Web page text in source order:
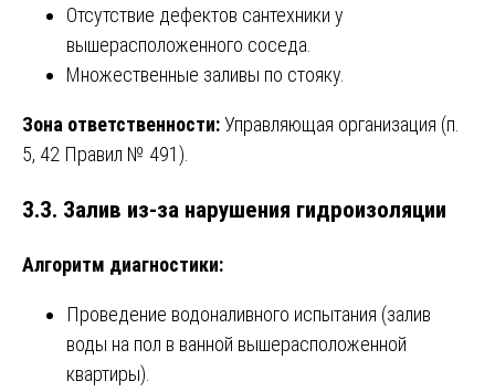
Отсутствие дефектов сантехники у
вышерасположенного соседа.
Множественные заливы по стояку.
Зона ответственности:Управляющая организация (п.
5, 42 Правил № 491).
3.3. Залив из-за нарушения гидроизоляции
Алгоритм диагностики:
Проведение водоналивного испытания (залив
воды на пол в ванной вышерасположенной
квартиры).